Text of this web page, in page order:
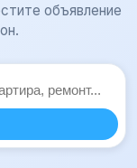
объявление